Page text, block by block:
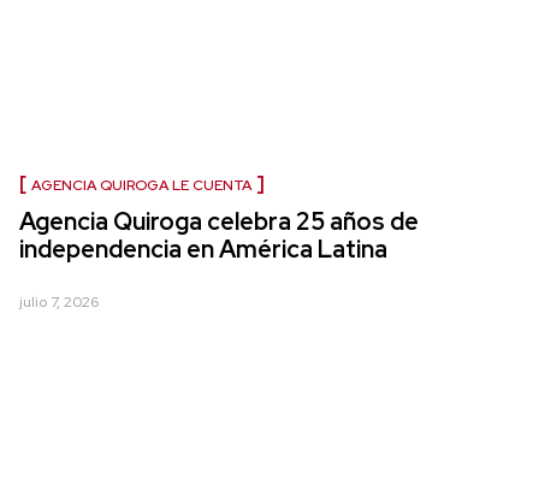
AGENCIA QUIROGA LE CUENTA
Agencia Quiroga celebra 25 años de
independencia en América Latina
julio 7, 2026